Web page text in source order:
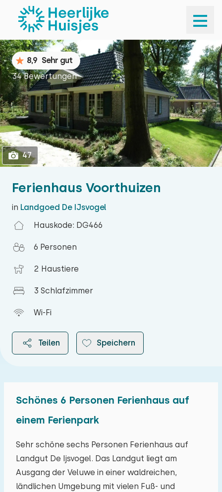
1
Ferienhaus Voorthuizen
in Landgoed De IJsvogel
Hauskode: DG466
6 Personen
2 Haustiere
3 Schlafzimmer
Wi-Fi
Teilen Speichern
8,9 Sehr gut
34 Bewertungen
47
Schönes 6 Personen Ferienhaus auf
einem Ferienpark
Sehr schöne sechs Personen Ferienhaus auf
Landgut De Ijsvogel. Das Landgut liegt am
Ausgang der Veluwe in einer waldreichen,
ländlichen Umgebung mit vielen Fuß- und
August 2026
Mo Di Mi Do Fr Sa
27 28 29 30 31 01